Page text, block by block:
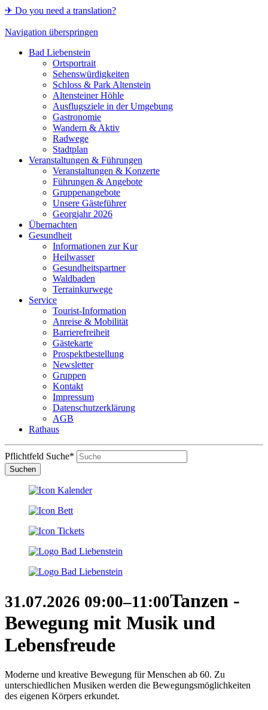
✈ Do you need a translation?
Navigation überspringen
Bad Liebenstein
Ortsportrait
Sehenswürdigkeiten
Schloss & Park Altenstein
Altensteiner Höhle
Ausflugsziele in der Umgebung
Gastronomie
Wandern & Aktiv
Radwege
Stadtplan
Veranstaltungen & Führungen
Veranstaltungen & Konzerte
Führungen & Angebote
Gruppenangebote
Unsere Gästeführer
Georgjahr 2026
Übernachten
Gesundheit
Informationen zur Kur
Heilwasser
Gesundheitspartner
Waldbaden
Terrainkurwege
Service
Tourist-Information
Anreise & Mobilität
Barrierefreiheit
Gästekarte
Prospektbestellung
Newsletter
Gruppen
Kontakt
Impressum
Datenschutzerklärung
AGB
Rathaus
Pflichtfeld Suche*
Suchen
31.07.2026 09:00–11:00Tanzen -
Bewegung mit Musik und
Lebensfreude
Moderne und kreative Bewegung für Menschen ab 60. Zu
unterschiedlichen Musiken werden die Bewegungsmöglichkeiten
des eigenen Körpers erkundet.